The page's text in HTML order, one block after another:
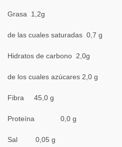
Grasa 1,2g
de las cuales saturadas 0,7 g
Hidratos de carbono 2,0g
de los cuales azúcares 2,0 g
Fibra 45,0 g
Proteína 0,0 g
Sal 0,05 g